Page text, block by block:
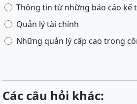
Thông tin từ những báo cáo kế
Quản lý tài chính
Những quản lý cấp cao trong
Các câu hỏi khác: